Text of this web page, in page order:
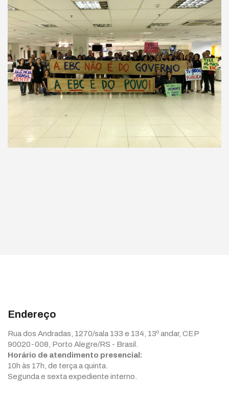
Endereço
Rua dos Andradas, 1270/sala 133 e 134, 13º andar, CEP
90020-008, Porto Alegre/RS - Brasil.
Horário de atendimento presencial:
10h às 17h, de terça a quinta.
Segunda e sexta expediente interno.